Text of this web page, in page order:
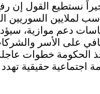
نستطيع القول إن
لملايين السوريين
دعم موازية،
على الأسر
الحكومة خطوات